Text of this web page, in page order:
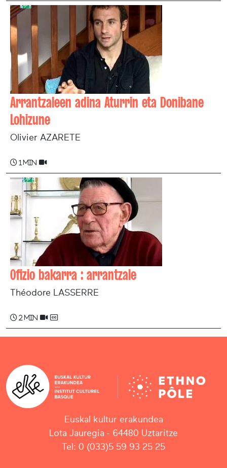
Arrantzaleen adina Aturrin eta Donibane
Lohizune
Olivier AZARETE
1 min
Ofizio bakarra : arrantzale
Théodore LASSERRE
2 min
Euskal kultur erakundea
Lota Jauregia - 64480 Uztaritze
Tel: 0 (033)5 59 93 25 25